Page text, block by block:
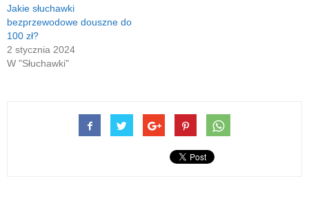
Jakie słuchawki
bezprzewodowe douszne do
100 zł?
2 stycznia 2024
W "Słuchawki"